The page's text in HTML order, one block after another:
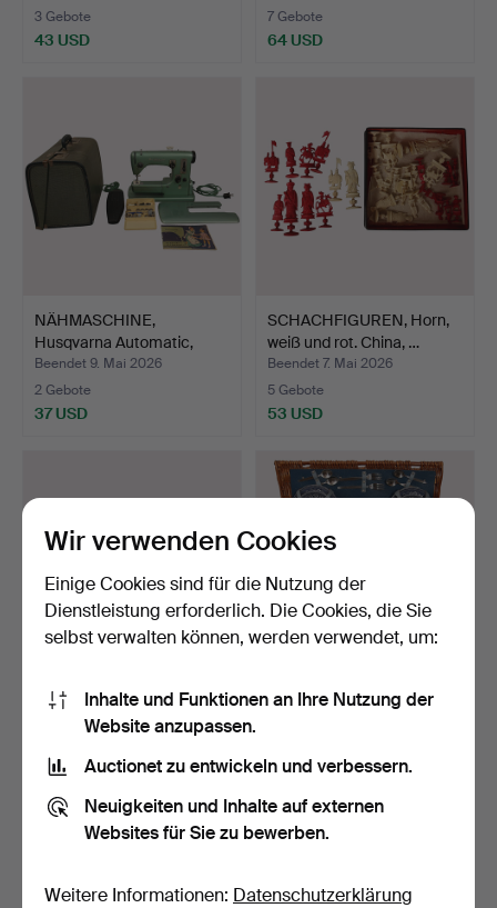
3 Gebote
43 USD
7 Gebote
64 USD
NÄHMASCHINE,
Husqvarna Automatic,
Metall, …
Beendet 9. Mai 2026
2 Gebote
37 USD
SCHACHFIGUREN, Horn,
weiß und rot. China, …
Beendet 7. Mai 2026
5 Gebote
53 USD
SCHILDERMATERIAL für
HALSKETTEN - Modellhä…
Beendet 30. Apr 2026
1 Gebot
PICKNICKSET,
Rattantasche, Brexton,
10 Gebote
Wir verwenden Cookies
Einige Cookies sind für die Nutzung der
Dienstleistung erforderlich. Die Cookies, die Sie
selbst verwalten können, werden verwendet, um:
Inhalte und Funktionen an Ihre Nutzung der
Website anzupassen.
Auctionet zu entwickeln und verbessern.
Neuigkeiten und Inhalte auf externen
Websites für Sie zu bewerben.
Weitere Informationen: Datenschutzerklärung